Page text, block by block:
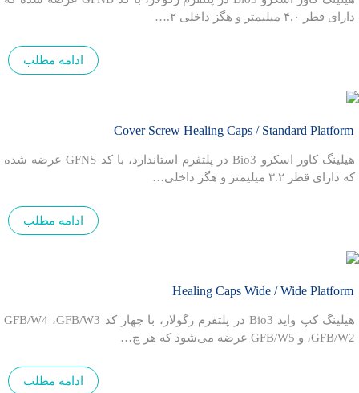
دارای قطر ۴.۰ میلیمتر و هگز داخلی ۲.…
ادامه مطلب
Cover Screw Healing Caps / Standard Platform
هیلینگ کاور اسکرو Bio3 در پلتفرم استاندارد، با کد GFNS عرضه شده
که دارای قطر ۳.۲ میلیمتر و هگز داخلی…
ادامه مطلب
Healing Caps Wide / Wide Platform
هیلینگ کپ واید Bio3 در پلتفرم رگولار، با چهار کد GFB/W4 ،GFB/W3
،GFB/W2 و GFB/W5 عرضه می‌شود که هر چ…
ادامه مطلب